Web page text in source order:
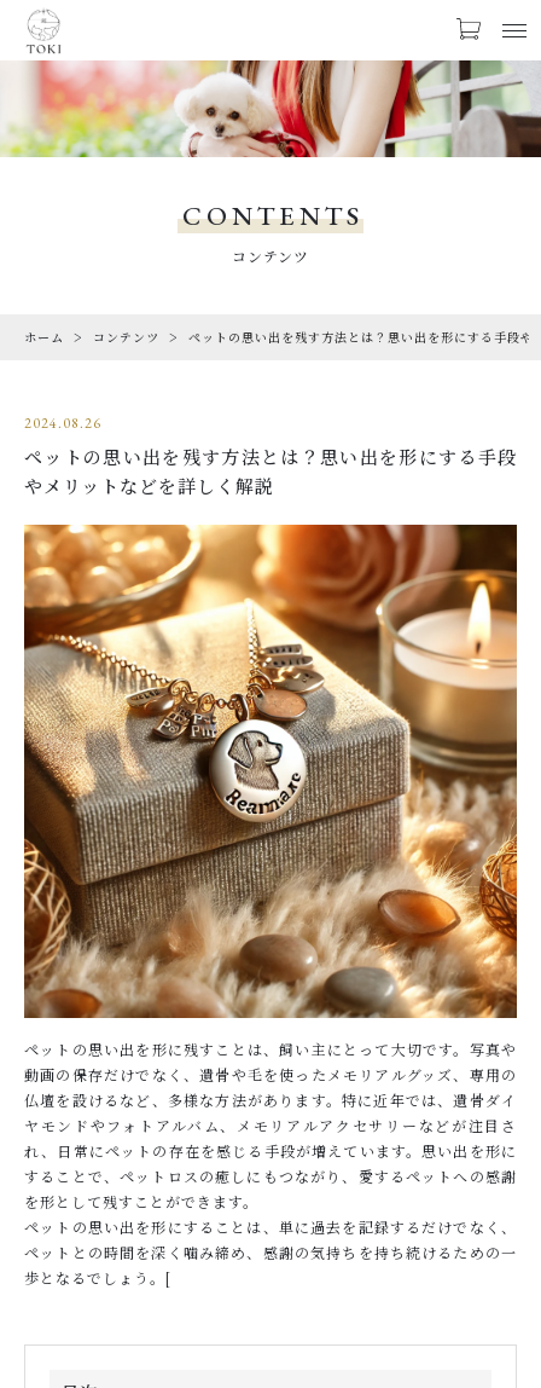
お気に入り LOGIN
CHECKED PRODUCTS
ORDER HISTORY
注文履歴
キャンペーン
ABOUT US
刻 -TOKI-について
SHOP
店舗概要
SHOPPING GUIDE
ショッピングガイド
NEWS
お知らせ
CONTENTS
コンテンツ
プライバシーポリシー
お問い合わせ
CONTENTS
コンテンツ
ホーム コンテンツ ペットの思い出を残す方法とは？思い出を形にする手段や
2024.08.26
ペットの思い出を残す方法とは？思い出を形にする手段
やメリットなどを詳しく解説
ペットの思い出を形に残すことは、飼い主にとって大切です。写真や
動画の保存だけでなく、遺骨や毛を使ったメモリアルグッズ、専用の
仏壇を設けるなど、多様な方法があります。特に近年では、遺骨ダイ
ヤモンドやフォトアルバム、メモリアルアクセサリーなどが注目さ
れ、日常にペットの存在を感じる手段が増えています。思い出を形に
することで、ペットロスの癒しにもつながり、愛するペットへの感謝
を形として残すことができます。
ペットの思い出を形にすることは、単に過去を記録するだけでなく、
ペットとの時間を深く噛み締め、感謝の気持ちを持ち続けるための一
歩となるでしょう。 [